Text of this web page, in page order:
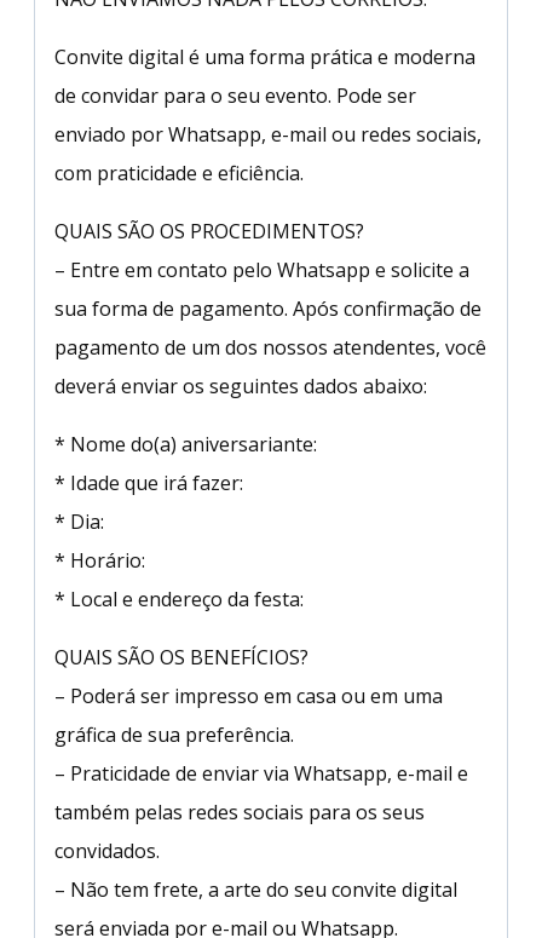
Convite digital é uma forma prática e moderna
de convidar para o seu evento. Pode ser
enviado por Whatsapp, e-mail ou redes sociais,
com praticidade e eficiência.
QUAIS SÃO OS PROCEDIMENTOS?
– Entre em contato pelo Whatsapp e solicite a
sua forma de pagamento. Após confirmação de
pagamento de um dos nossos atendentes, você
deverá enviar os seguintes dados abaixo:
* Nome do(a) aniversariante:
* Idade que irá fazer:
* Dia:
* Horário:
* Local e endereço da festa:
QUAIS SÃO OS BENEFÍCIOS?
– Poderá ser impresso em casa ou em uma
gráfica de sua preferência.
– Praticidade de enviar via Whatsapp, e-mail e
também pelas redes sociais para os seus
convidados.
– Não tem frete, a arte do seu convite digital
será enviada por e-mail ou Whatsapp.